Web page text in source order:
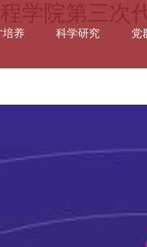
学院第三次
培养 科学研究 党